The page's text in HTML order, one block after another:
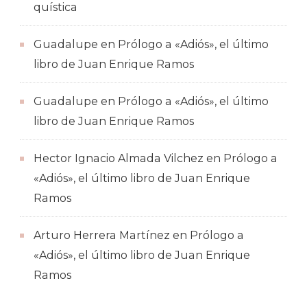
quística
Guadalupe en Prólogo a «Adiós», el último
libro de Juan Enrique Ramos
Guadalupe en Prólogo a «Adiós», el último
libro de Juan Enrique Ramos
Hector Ignacio Almada Vilchez en Prólogo a
«Adiós», el último libro de Juan Enrique
Ramos
Arturo Herrera Martínez en Prólogo a
«Adiós», el último libro de Juan Enrique
Ramos